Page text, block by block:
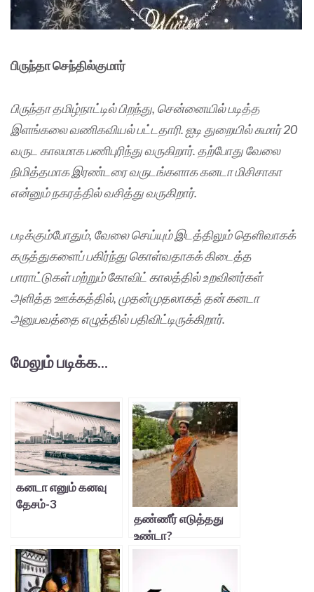
பிருந்தா செந்தில்குமார்
பிருந்தா தமிழ்நாட்டில் பிறந்து, சென்னையில் படித்த
இளங்கலை வணிகவியல் பட்டதாரி. ஐடி துறையில் சுமார் 20
வருட காலமாக பணிபுரிந்து வருகிறார். தற்போது வேலை
நிமித்தமாக இரண்டரை வருடங்களாக கனடா மிசிசாகா
என்னும் நகரத்தில் வசித்து வருகிறார்.
படிக்கும்போதும், வேலை செய்யும் இடத்திலும் தெளிவாகக்
கருத்துகளைப் பகிர்ந்து கொள்வதாகக் கிடைத்த
பாராட்டுகள் மற்றும் கோவிட் காலத்தில் உறவினர்கள்
அளித்த ஊக்கத்தில், முதன்முதலாகத் தன் கனடா
அனுபவத்தை எழுத்தில் பதிவிட்டிருக்கிறார்.
மேலும் படிக்க...
கனடா எனும் கனவு
தேசம்-3
தண்ணீர் எடுத்தது
உண்டா?